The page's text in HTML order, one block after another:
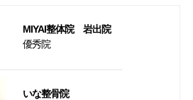
MIYAI整体院 岩出院
優秀院
いな整骨院